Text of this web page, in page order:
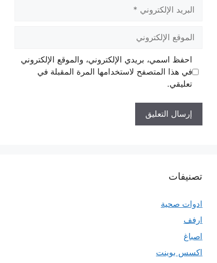
البريد
الإلكتروني
الموقع
الإلكتروني
احفظ اسمي، بريدي الإلكتروني، والموقع الإلكتروني
في هذا المتصفح لاستخدامها المرة المقبلة في
تعليقي.
تصنيفات
ادوات صحية
ارفف
اصباغ
اكسس بوينت